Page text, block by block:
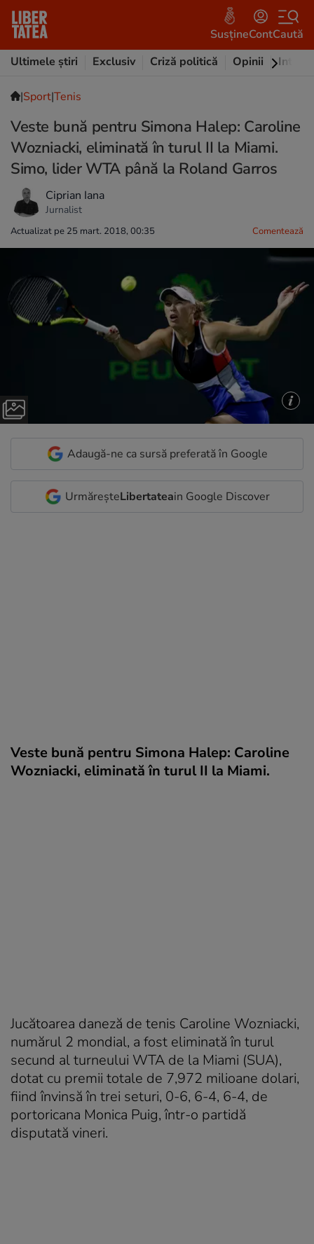
SusțineContCaută
Ultimele știri
Exclusiv Criză politică Opinii
|Sport|Tenis
Veste bună pentru Simona Halep: Caroline
Wozniacki, eliminată în turul II la Miami.
Simo, lider WTA până la Roland Garros
Ciprian Iana
Jurnalist
Actualizat pe 25 mart. 2018, 00:35 Comentează
Adaugă-ne ca sursă preferată în Google
UrmăreșteLibertateain Google Discover
Veste bună pentru Simona Halep: Caroline
Wozniacki, eliminată în turul II la Miami.
Jucătoarea daneză de tenis Caroline Wozniacki,
numărul 2 mondial, a fost eliminată în turul
secund al turneului WTA de la Miami (SUA),
dotat cu premii totale de 7,972 milioane dolari,
fiind învinsă în trei seturi, 0-6, 6-4, 6-4, de
portoricana Monica Puig, într-o partidă
disputată vineri.